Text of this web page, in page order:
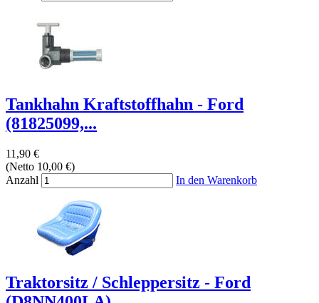
Tankhahn Kraftstoffhahn - Ford
(81825099,...
11,90 €
(Netto 10,00 €)
Anzahl
In den Warenkorb
Traktorsitz / Schleppersitz - Ford